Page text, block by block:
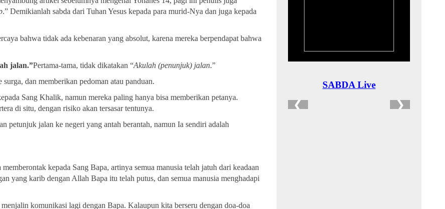
.” Demikianlah sabda dari Tuhan Yesus kepada para murid-Nya dan juga kepada
bahwa tidak ada kebenaran yang absolut, karena mereka berpendapat bahwa
jalan.”Pertama-tama, tidak dikatakan “Akulah (penunjuk) jalan.”
dan memberikan pedoman atau panduan.
Sang Khalik, namun mereka paling hanya bisa memberikan petanya.
di situ, dengan risiko akan tersasar tentunya.
petunjuk jalan ke negeri yang antah berantah, namun Ia sendiri adalah
kepada Sang Bapa, artinya semua manusia telah jatuh dari keadaan
yang karib dengan Allah Bapa itu telah putus, dan semua manusia menghadapi
komunikasi lagi dengan Bapa. Kalaupun kita berseru dengan doa-doa